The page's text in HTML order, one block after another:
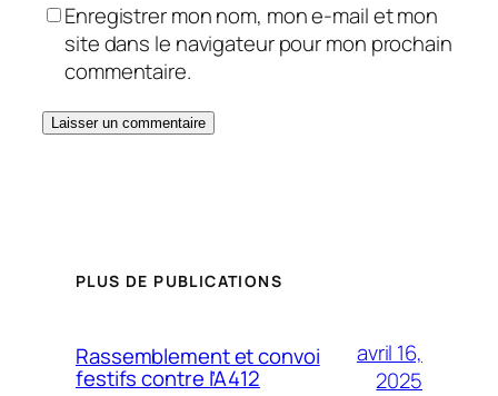
Enregistrer mon nom, mon e-mail et mon
site dans le navigateur pour mon prochain
commentaire.
PLUS DE PUBLICATIONS
Rassemblement et convoi
festifs contre l’A412
avril 16,
2025